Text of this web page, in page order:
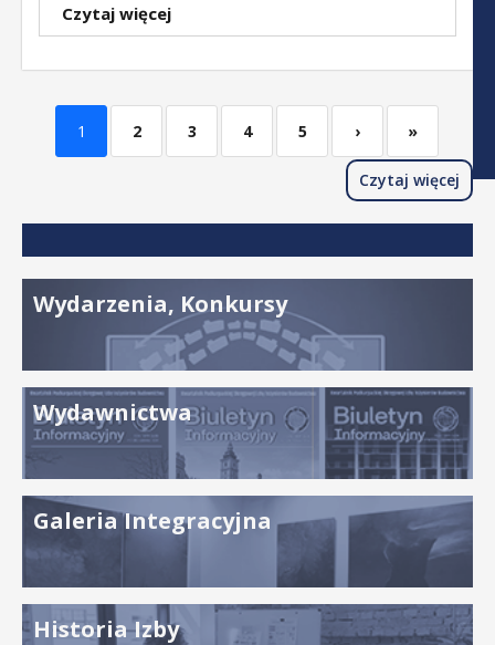
Czytaj więcej
1 2 3 4 5 › »
Czytaj więcej
Wydarzenia, Konkursy
Wydawnictwa
Galeria Integracyjna
Historia Izby